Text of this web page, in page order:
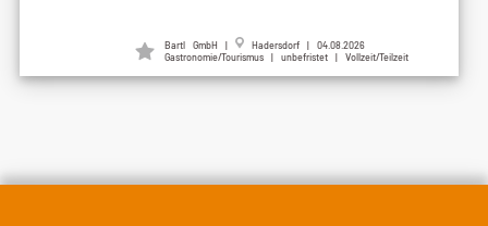
Bartl GmbH |
Hadersdorf | 04.08.2026
Gastronomie/Tourismus | unbefristet | Vollzeit/Teilzeit